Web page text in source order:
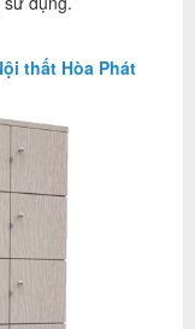
thất Hòa Phát